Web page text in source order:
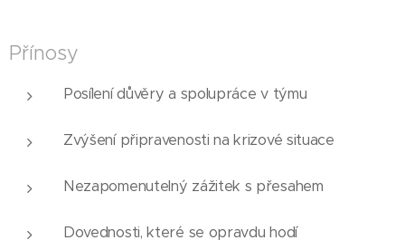
Přínosy
Posílení důvěry a spolupráce v týmu
Zvýšení připravenosti na krizové situace
Nezapomenutelný zážitek s přesahem
Dovednosti, které se opravdu hodí